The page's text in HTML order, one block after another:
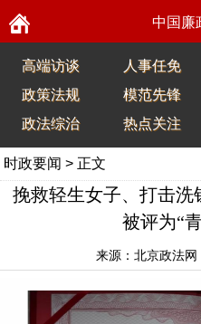
中国廉
高端访谈 人事任免
政策法规
模范先锋
政法综治
热点关注
时政要闻 > 正文
挽救轻生女子、打击
被评为“
来源：北京政法